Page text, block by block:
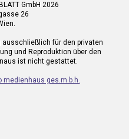
GmbH 2026
26
für den privaten
und Reproduktion über den
ist nicht gestattet.
medienhaus ges.m.b.h.